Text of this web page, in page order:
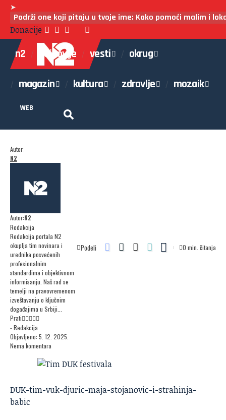
➤
Podrži one koji pitaju u tvoje ime: Kako pomoći malim i
Donacije
n2 najnovije vesti okrug
magazin kultura zdravlje mozaik
WEB
Autor:
N2
Autor:N2
Redakcija
Redakcija portala N2
okuplja tim novinara i
urednika posvećenih
profesionalnim
standardima i objektivnom
informisanju. Naš rad se
temelji na pravovremenom
izveštavanju o ključnim
događajima u Srbiji...
Prati
- Redakcija
Objavljeno: 5. 12. 2025.
Nema komentara
Podeli 0 min. čitanja
DUK-tim-vuk-djuric-maja-stojanovic-i-strahinja-
babic